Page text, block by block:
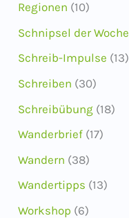
Regionen (10)
Schnipsel der Woche
Schreib-Impulse (13)
Schreiben (30)
Schreibübung (18)
Wanderbrief (17)
Wandern (38)
Wandertipps (13)
Workshop (6)